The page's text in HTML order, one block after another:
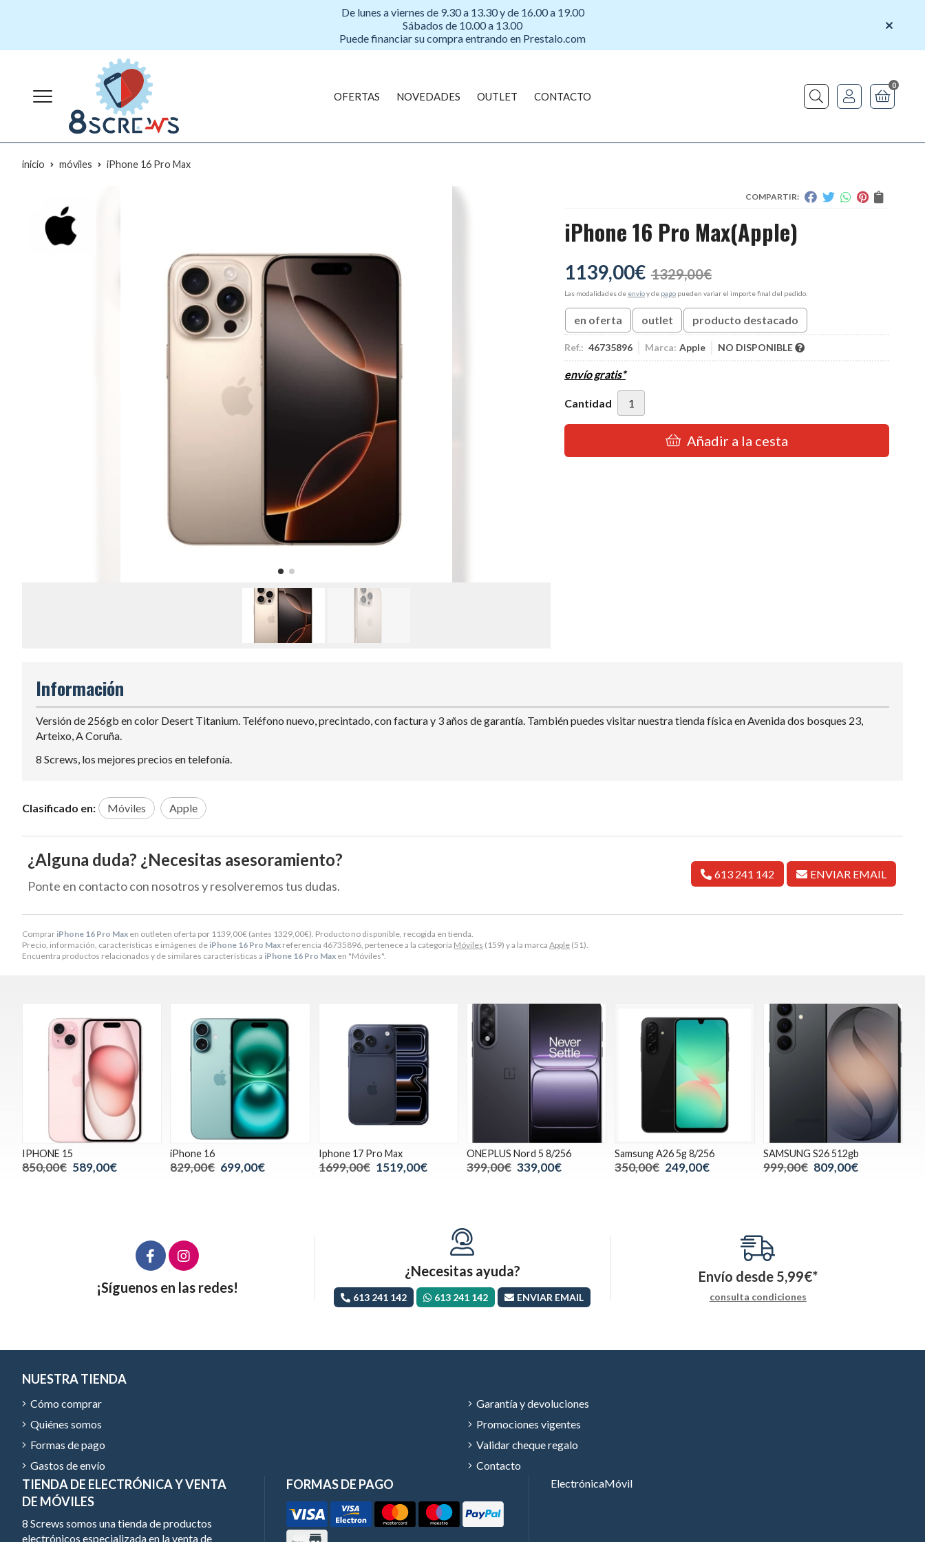
De lunes a viernes de 9.30 a 13.30 y de 16.00 a 19.00
Sábados de 10.00 a 13.00
Puede financiar su compra entrando en Prestalo.com
OFERTAS NOVEDADES OUTLET CONTACTO Buscar
0
inicio móviles iPhone 16 Pro Max
COMPARTIR:
iPhone 16 Pro Max(Apple)
1139,00€ 1329,00€
Las modalidades de envíoy de pago pueden variar el importe final del pedido.
en oferta outlet producto destacado
Ref.: 46735896 Marca: Apple NO DISPONIBLE
envío gratis*
Cantidad
Añadir a la cesta
Comprar iPhone 16 Pro Max en outleten oferta por 1139,00€ (antes 1329,00€). Producto no disponible, recogida en tienda.
Precio, información, características e imágenes de iPhone 16 Pro Max referencia 46735896, pertenece a la categoría Móviles (159) y a la marca Apple (51).
Encuentra productos relacionados y de similares características a iPhone 16 Pro Max en "Móviles".
Información
Versión de 256gb en color Desert Titanium. Teléfono nuevo, precintado, con factura y 3 años de garantía. También puedes visitar nuestra tienda física en Avenida dos bosques 23,
Arteixo, A Coruña.
8 Screws, los mejores precios en telefonía.
Clasificado en: Móviles Apple
¿Alguna duda? ¿Necesitas asesoramiento?
Ponte en contacto con nosotros y resolveremos tus dudas.
613 241 142 ENVIAR EMAIL
IPHONE 15
850,00€ 589,00€
iPhone 16
829,00€ 699,00€
Iphone 17 Pro Max
1699,00€ 1519,00€
ONEPLUS Nord 5 8/256
399,00€ 339,00€
Samsung A26 5g 8/256
350,00€ 249,00€
SAMSUNG S26 512gb
999,00€ 809,00€
¡Síguenos en las redes!
¿Necesitas ayuda?
613 241 142 613 241 142 ENVIAR EMAIL
Envío desde 5,99€*
consulta condiciones
TIENDA DE ELECTRÓNICA Y VENTA
DE MÓVILES
8 Screws somos una tienda de productos
electrónicos especializada en la venta de
FORMAS DE PAGO
NUESTRA TIENDA
Cómo comprar
Quiénes somos
Formas de pago
Gastos de envío
Garantía y devoluciones
Promociones vigentes
Validar cheque regalo
Contacto
ElectrónicaMóvil